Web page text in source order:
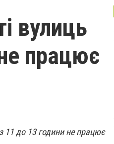
вулиць
працює
11 до 13 години не працює